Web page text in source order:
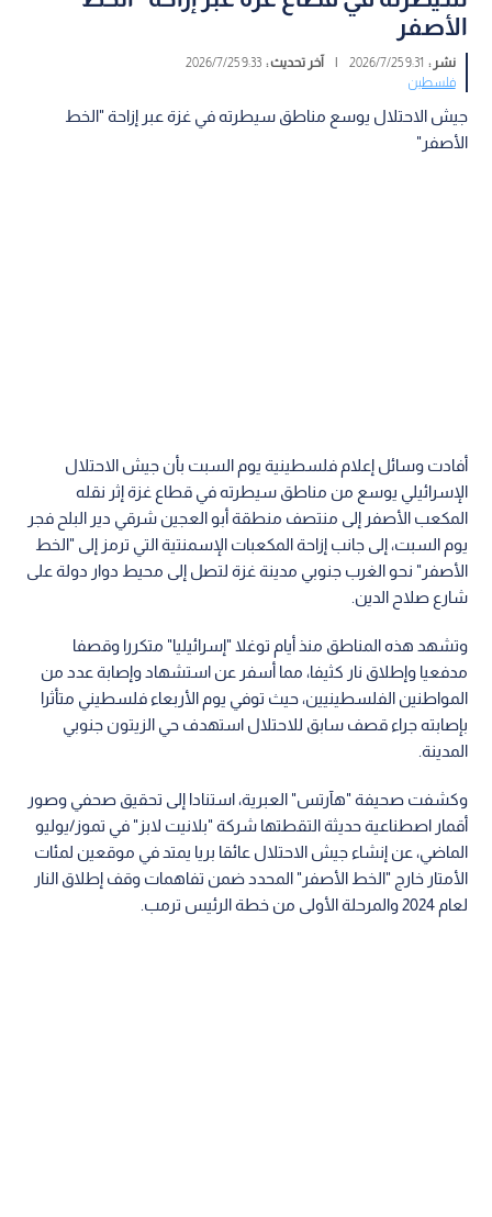
الأصفر
نشر : 9:31 2026/7/25 آخر تحديث :9:33 2026/7/25
فلسطين
جيش الاحتلال يوسع مناطق سيطرته في غزة عبر إزاحة "الخط
الأصفر"
أفادت وسائل إعلام فلسطينية يوم السبت بأن جيش الاحتلال
الإسرائيلي يوسع من مناطق سيطرته في قطاع غزة إثر نقله
المكعب الأصفر إلى منتصف منطقة أبو العجين شرقي دير البلح فجر
يوم السبت، إلى جانب إزاحة المكعبات الإسمنتية التي ترمز إلى "الخط
الأصفر" نحو الغرب جنوبي مدينة غزة لتصل إلى محيط دوار دولة على
شارع صلاح الدين.
وتشهد هذه المناطق منذ أيام توغلا "إسرائيليا" متكررا وقصفا
مدفعيا وإطلاق نار كثيفا، مما أسفر عن استشهاد وإصابة عدد من
المواطنين الفلسطينيين، حيث توفي يوم الأربعاء فلسطيني متأثرا
بإصابته جراء قصف سابق للاحتلال استهدف حي الزيتون جنوبي
المدينة.
وكشفت صحيفة "هآرتس" العبرية، استنادا إلى تحقيق صحفي وصور
أقمار اصطناعية حديثة التقطتها شركة "بلانيت لابز" في تموز/يوليو
الماضي، عن إنشاء جيش الاحتلال عائقا بريا يمتد في موقعين لمئات
الأمتار خارج "الخط الأصفر" المحدد ضمن تفاهمات وقف إطلاق النار
لعام 2024 والمرحلة الأولى من خطة الرئيس ترمب.